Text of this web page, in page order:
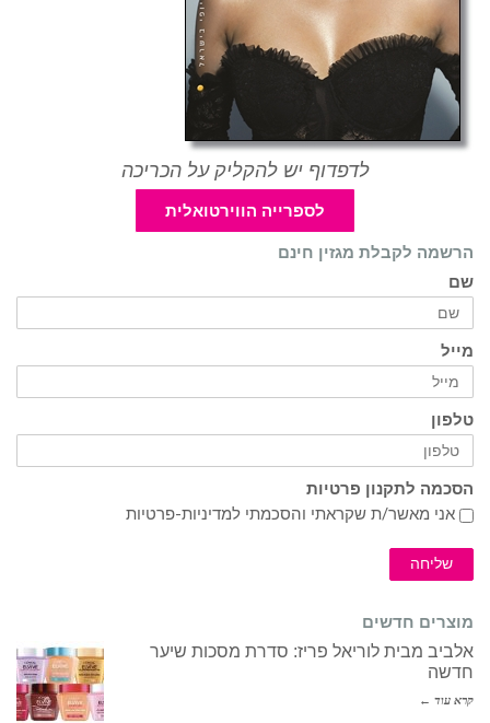
לדפדוף יש להקליק על הכריכה
לספרייה הווירטואלית
הרשמה לקבלת מגזין חינם
שם
מייל
טלפון
הסכמה לתקנון פרטיות
אני מאשר/ת שקראתי והסכמתי למדיניות-פרטיות
שליחה
מוצרים חדשים
אלביב מבית לוריאל פריז: סדרת מסכות שיער
חדשה
קרא עוד ←